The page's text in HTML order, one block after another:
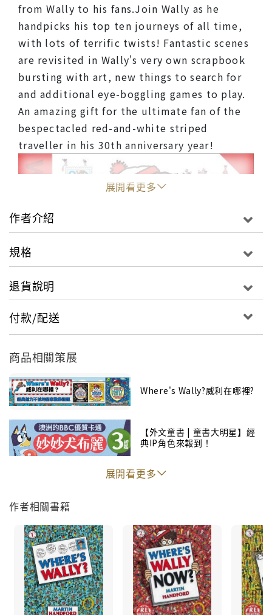
from Wally to his fans.Join Wally as he
handpicks his top ten journeys of all time,
with lots of terrific twists! Fantastic scenes
are revisited in Wally's very own scrapbook
bursting with art, new things to search for
and additional eye-boggling games to play.
An amazing gift for the ultimate fan of the
bespectacled red-and-white striped
traveller in his 30th anniversary year!
展開看更多
作者介紹
規格
退貨說明
付款/配送
商品相關策展
Where's Wally?威利在哪裡?
【外文童書 | 童書大明星】經
典IP角色來報到！
展開看更多
作者相關書籍